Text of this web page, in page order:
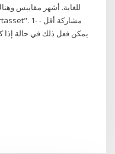
للغاية. أشهر مقاييس
يمكن فعل ذلك في حالة